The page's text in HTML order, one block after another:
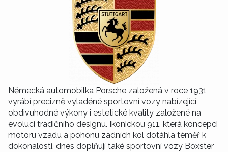
Německá automobilka Porsche založená v roce 1931
vyrábí precizně vyladěné sportovní vozy nabízející
obdivuhodné výkony i estetické kvality založené na
evoluci tradičního designu. Ikonickou 911, která koncepci
motoru vzadu a pohonu zadních kol dotáhla téměř k
dokonalosti, dnes doplňují také sportovní vozy Boxster